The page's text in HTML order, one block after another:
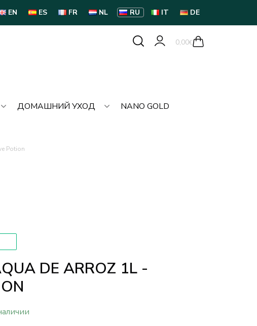
EN ES FR NL RU IT DE
0,00€
ДОМАШНИЙ УХОД
NANO GOLD
Potion
DE ARROZ 1L -